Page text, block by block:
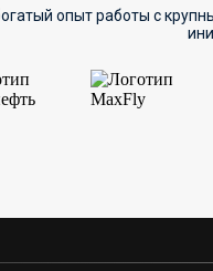
опыт работы с